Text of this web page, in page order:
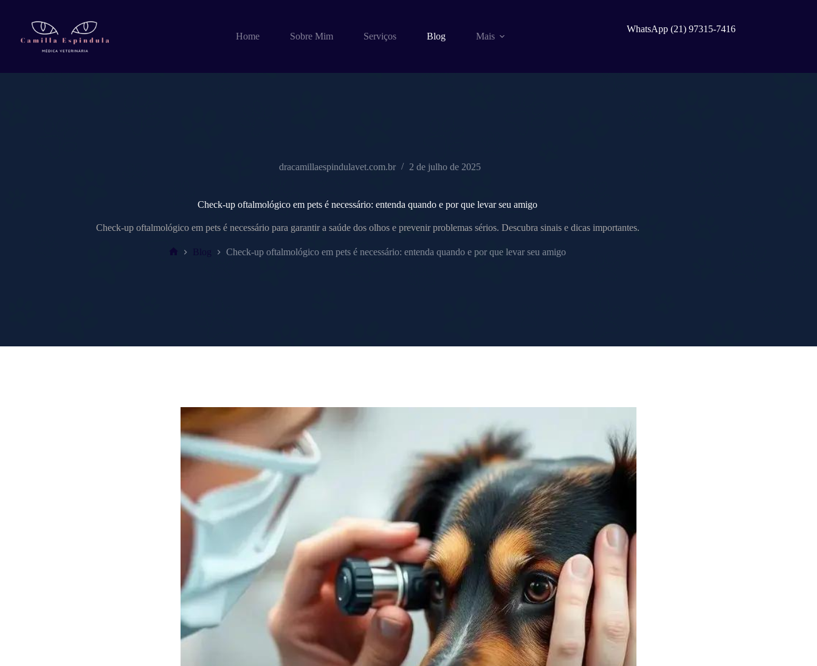
conteúdo
Home Sobre Mim Serviços Blog Mais
WhatsApp (21) 97315-7416
dracamillaespindulavet.com.br 2 de julho de 2025
Check-up oftalmológico em pets é necessário: entenda quando e por que levar seu amigo
Check-up oftalmológico em pets é necessário para garantir a saúde dos olhos e prevenir problemas sérios. Descubra sinais e dicas importantes.
Blog Check-up oftalmológico em pets é necessário: entenda quando e por que levar seu amigo